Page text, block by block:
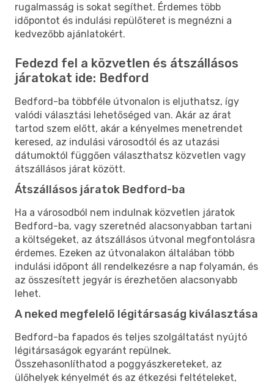
rugalmasság is sokat segíthet. Érdemes több
időpontot és indulási repülőteret is megnézni a
kedvezőbb ajánlatokért.
Fedezd fel a közvetlen és átszállásos
járatokat ide: Bedford
Bedford-ba többféle útvonalon is eljuthatsz, így
valódi választási lehetőséged van. Akár az árat
tartod szem előtt, akár a kényelmes menetrendet
keresed, az indulási városodtól és az utazási
dátumoktól függően választhatsz közvetlen vagy
átszállásos járat között.
Átszállásos járatok Bedford-ba
Ha a városodból nem indulnak közvetlen járatok
Bedford-ba, vagy szeretnéd alacsonyabban tartani
a költségeket, az átszállásos útvonal megfontolásra
érdemes. Ezeken az útvonalakon általában több
indulási időpont áll rendelkezésre a nap folyamán, és
az összesített jegyár is érezhetően alacsonyabb
lehet.
A neked megfelelő légitársaság kiválasztása
Bedford-ba fapados és teljes szolgáltatást nyújtó
légitársaságok egyaránt repülnek.
Összehasonlíthatod a poggyászkereteket, az
ülőhelyek kényelmét és az étkezési feltételeket,